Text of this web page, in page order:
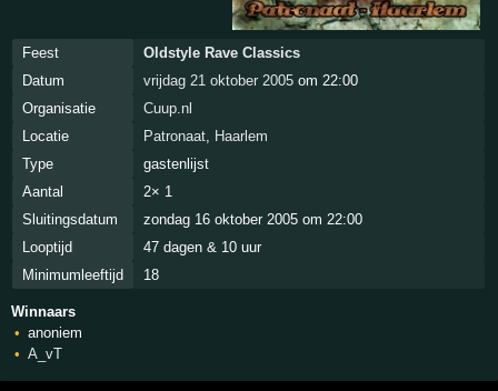
Feest
Oldstyle Rave Classics
Datum
vrijdag 21 oktober 2005om 22:00
Organisatie
Cuup.nl
Locatie
Patronaat,
Haarlem
Type
gastenlijst
Aantal
2× 1
Sluitingsdatum
zondag 16 oktober 2005 om 22:00
Looptijd
47 dagen & 10 uur
Minimumleeftijd
18
Winnaars
anoniem
A_vT